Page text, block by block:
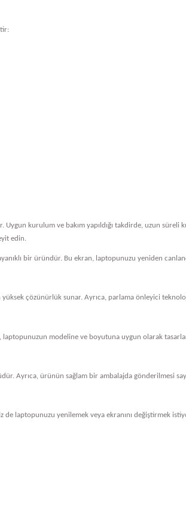
kurulum ve bakım yapıldığı takdirde, uzun
edin.
bir üründür. Bu ekran, laptopunuzu yeniden
çözünürlük sunar. Ayrıca, parlama önleyici
modeline ve boyutuna uygun olarak
Ayrıca, ürünün sağlam bir ambalajda gönderilmesi
de laptopunuzu yenilemek veya ekranını değiştirmek